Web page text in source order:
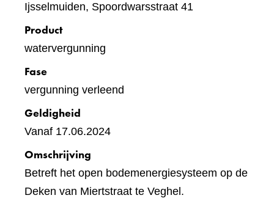
Ijsselmuiden, Spoordwarsstraat 41
Product
watervergunning
Fase
vergunning verleend
Geldigheid
Vanaf 17.06.2024
Omschrijving
Betreft het open bodemenergiesysteem op de
Deken van Miertstraat te Veghel.